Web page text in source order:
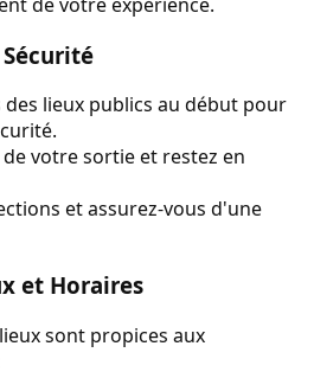
Sécurité
des lieux publics au début pour
votre sortie et restez en
et assurez-vous d'une
et Horaires
sont propices aux